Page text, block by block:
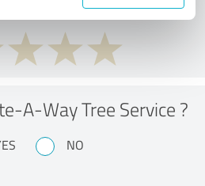
A-Way Tree Service ?
NO